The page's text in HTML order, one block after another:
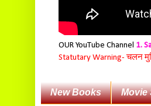
OUR YouTube Channel 1.
Statutary Warning- चलन
New Books Movie